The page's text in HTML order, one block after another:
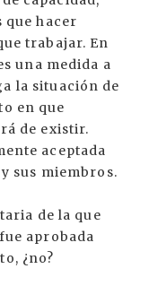
que hacer
trabajar. En
una medida a
la situación de
en que
de existir.
aceptada
sus miembros.
de la que
aprobada
¿no?